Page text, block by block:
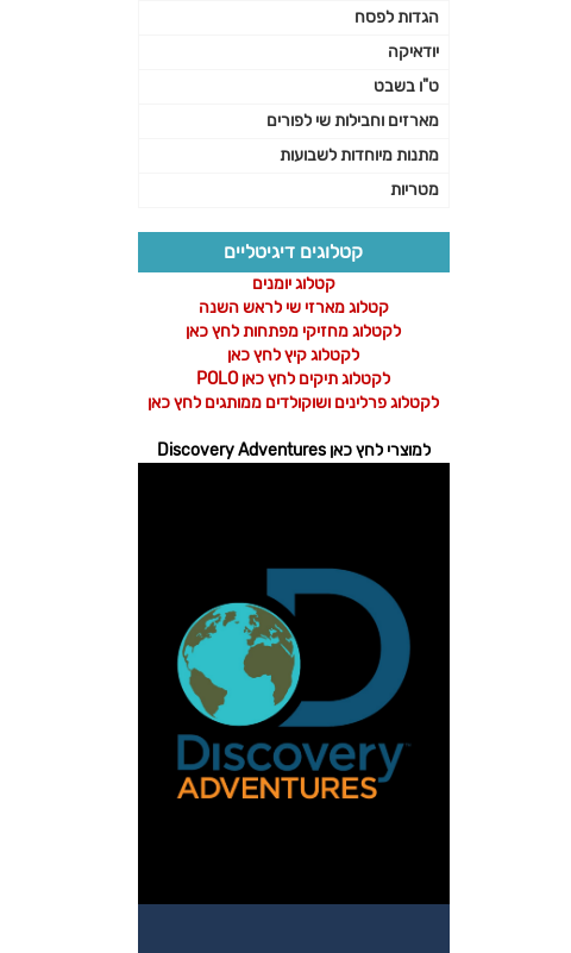
הגדות לפסח
יודאיקה
ט"ו בשבט
מארזים וחבילות שי לפורים
מתנות מיוחדות לשבועות
מטריות
קטלוגים דיגיטליים
קטלוג יומנים
קטלוג מארזי שי לראש השנה
לקטלוג מחזיקי מפתחות לחץ כאן
לקטלוג קיץ לחץ כאן
לקטלוג תיקים לחץ כאן POLO
לקטלוג פרלינים ושוקולדים ממותגים לחץ כאן
למוצרי לחץ כאן Discovery Adventures